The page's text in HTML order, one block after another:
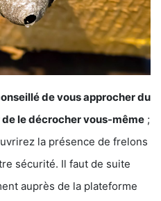
de vous approcher du
de le décrocher vous-même ;
la présence de frelons
sécurité. Il faut de suite
auprès de la plateforme